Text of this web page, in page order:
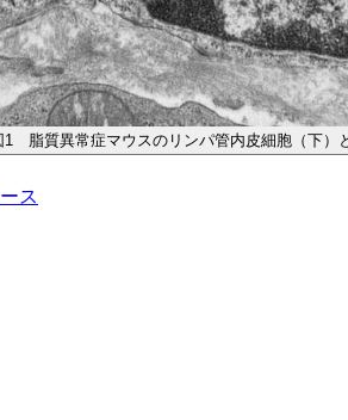
1 脂質異常症マウスのリンパ管内皮細胞（下）
ス